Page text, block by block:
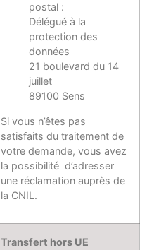
postal :
Délégué à la
protection des
données
21 boulevard du 14
juillet
89100 Sens
Si vous n’êtes pas
satisfaits du traitement de
votre demande, vous avez
la possibilité d’adresser
une réclamation auprès de
la CNIL.
Transfert hors UE